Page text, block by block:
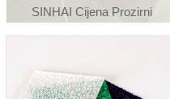
SINHAI Cijena Prozirni
Prozirna Plastična Čvrsta Ploča